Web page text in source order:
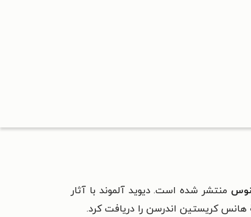
منتشر شده است. دیوید آلموند با آثار